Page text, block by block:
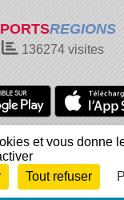
REGIONS
136274 visites
Gestion des
Signaler un
et vous donne
Tout refuser